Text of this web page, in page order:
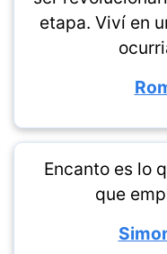
etapa. Viví en
Encanto es lo
que